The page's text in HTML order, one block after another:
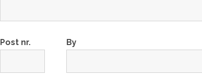
Post nr. By